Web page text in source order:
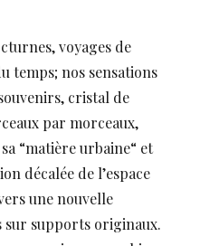
voyages de
temps; nos sensations
cristal de
par morceaux,
“matière urbaine“ et
décalée de l’espace
une nouvelle
sur supports originaux.